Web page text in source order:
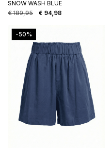
SNOW WASH BLUE
€189,95
Oorspronkelijke
was:
€ 189,95.
€ 94,98
Huidige
€ 94,98.
-50%